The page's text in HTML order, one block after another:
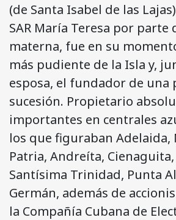
(de Santa Isabel de las
SAR María Teresa por parte
materna, fue en su
más pudiente de la Isla y,
esposa, el fundador de una
sucesión. Propietario
importantes en centrales
los que figuraban Adelaida,
Patria, Andreíta,
Santísima Trinidad, Punta
Germán, además de
la Compañía Cubana de